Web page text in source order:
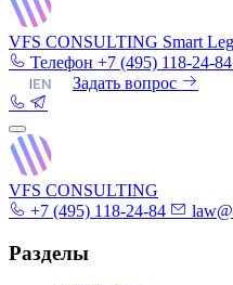
VFS CONSULTING Smart
Телефон +7 (495) 118-24-84
|EN Задать вопрос
VFS CONSULTING
+7 (495) 118-24-84
Разделы